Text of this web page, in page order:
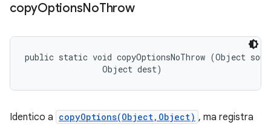
copyOptionsNoThrow
public static void copyOptionsNoThrow (Object
                Object dest)
Identico a copyOptions(Object,Object) , ma registra